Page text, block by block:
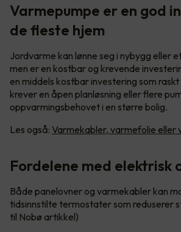
Varmepumpe er en god
de fleste hjem
Jordvarme kan lønne seg i nybygg eller
men er en kostbar og krevende
en middels kostbar investering som
krever en åpen planløsning eller flere
oppvarmingsbehovet i en større bolig.
Les også: Varmekabler, varmefolie eller
Fordelene med elektrisk
Både panelovner og varmekabler kan
tidsinnstilte termostater som reduserer
til Nobø artikkel)